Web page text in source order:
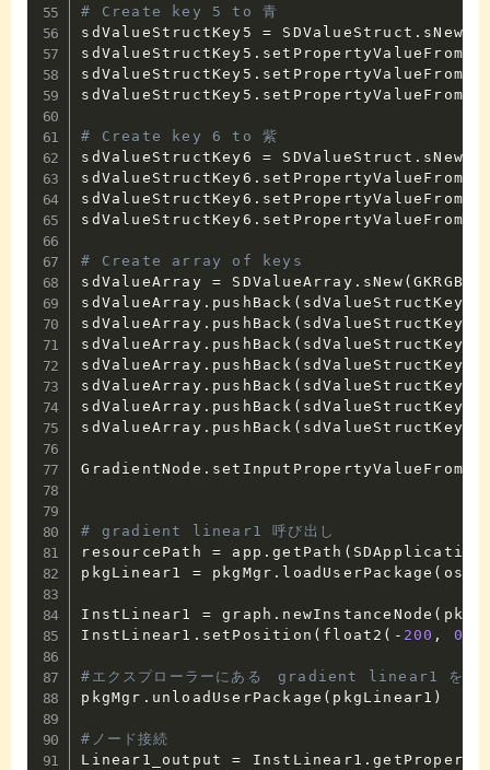
# Create key 5 to 青
sdValueStructKey5 = SDValueStruct . sNew
sdValueStructKey5 . setPropertyValueFromId
sdValueStructKey5 . setPropertyValueFromId
sdValueStructKey5 . setPropertyValueFromId
# Create key 6 to 紫
sdValueStructKey6 = SDValueStruct . sNew
sdValueStructKey6 . setPropertyValueFromId
sdValueStructKey6 . setPropertyValueFromId
sdValueStructKey6 . setPropertyValueFromId
# Create array of keys
sdValueArray = SDValueArray . sNew (
sdValueArray . pushBack ( sdValueStructKey0
sdValueArray . pushBack ( sdValueStructKey1
sdValueArray . pushBack ( sdValueStructKey2
sdValueArray . pushBack ( sdValueStructKey3
sdValueArray . pushBack ( sdValueStructKey4
sdValueArray . pushBack ( sdValueStructKey5
sdValueArray . pushBack ( sdValueStructKey6
GradientNode . setInputPropertyValueFromId
# gradient linear1 呼び出し
resourcePath = app .getPath (
pkgLinear1 = pkgMgr . loadUserPackage ( os
InstLinear1 = graph . newInstanceNode (
InstLinear1 . setPosition ( float2 ( - 200 , 0
#エクスプローラーにある　gradient linear1 を閉
pkgMgr . unloadUserPackage ( pkgLinear1 )
#ノード接続
Linear1_output = InstLinear1 .